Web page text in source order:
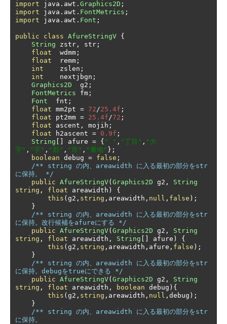
import java . awt . Graphics2D ;
import java . awt . FontMetrics ;
import java . awt . Font ;
public class AfureStringV {
String zstr , str ;
float
  wdmm
;
float
  remm
;
int
    zslen
;
int
    nextjbgn
;
Graphics2D
  g2
;
FontMetrics fm ;
Font
  fnt
;
float mm2pt = 72/25.4f ;
float pt2mm = 25.4f/72 ;
float ascent , mojih ;
float h2ascent = 0.9f ;
String
afure = { " " , "丁目" , "大
字" , "字" , "郡" , "市" , "番地" };
boolean debug = false ;
/** string の内、areawidth に入る最初の部分をstr
に保持。 */
public AfureStringV( Graphics2D g2 ,
String
string , float areawidth )
{
this ( g2 , string , areawidth , null , false );
}
/** string の内、areawidth に入る最初の部分をstr
に保持。改行候補をafureにする */
public AfureStringV( Graphics2D g2 ,
String
string , float areawidth , String afure )
{
this ( g2 , string , areawidth , afure , false );
}
/** string の内、areawidth に入る最初の部分をstr
に保持。debugをtrueにできる */
public AfureStringV( Graphics2D g2 ,
String
string , float areawidth , boolean debug ){
this ( g2 , string , areawidth , null , debug );
}
/** string の内、areawidth に入る最初の部分をstr
に保持。